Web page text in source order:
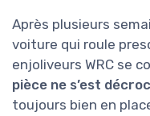
Après plusieurs
voiture qui roule
enjoliveurs WRC se
pièce ne s’est
toujours bien en